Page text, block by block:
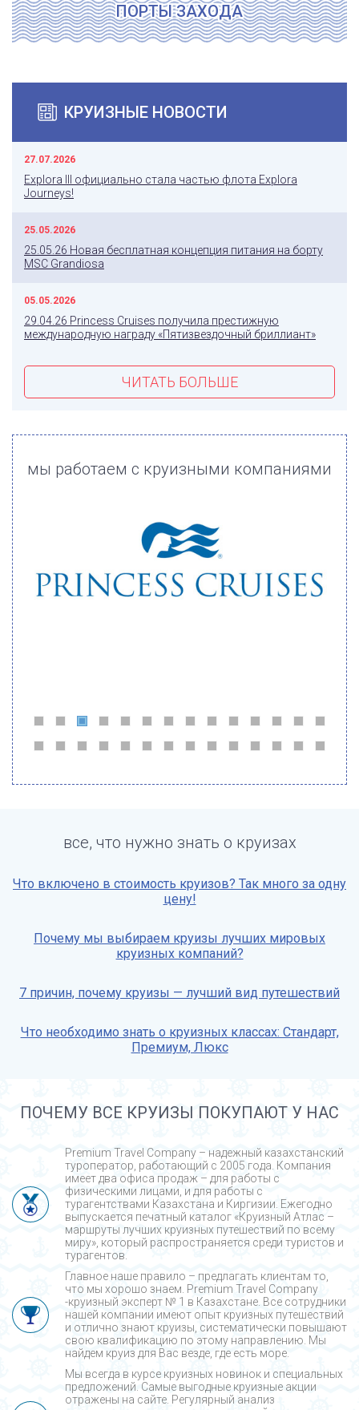
ПОРТЫ ЗАХОДА
КРУИЗНЫЕ НОВОСТИ
27.07.2026
Explora III официально стала частью флота Explora
Journeys!
25.05.2026
25.05.26 Новая бесплатная концепция питания на борту
MSC Grandiosa
05.05.2026
29.04.26 Princess Cruises получила престижную
международную награду «Пятизвездочный бриллиант»
ЧИТАТЬ БОЛЬШЕ
мы работаем с круизными компаниями
все, что нужно знать о круизах
Что включено в стоимость круизов? Так много за одну
цену!
Почему мы выбираем круизы лучших мировых
круизных компаний?
7 причин, почему круизы — лучший вид путешествий
Что необходимо знать о круизных классах: Стандарт,
Премиум, Люкс
ПОЧЕМУ ВСЕ КРУИЗЫ ПОКУПАЮТ У НАС
Premium Travel Company – надежный казахстанский
туроператор, работающий с 2005 года. Компания
имеет два офиса продаж – для работы с
физическими лицами, и для работы с
турагентствами Казахстана и Киргизии. Ежегодно
выпускается печатный каталог «Круизный Атлас –
маршруты лучших круизных путешествий по всему
миру», который распространяется среди туристов и
турагентов.
Главное наше правило – предлагать клиентам то,
что мы хорошо знаем. Premium Travel Company
-круизный эксперт № 1 в Казахстане. Все сотрудники
нашей компании имеют опыт круизных путешествий
и отлично знают круизы, систематически повышают
свою квалификацию по этому направлению. Мы
найдем круиз для Вас везде, где есть море.
Мы всегда в курсе круизных новинок и специальных
предложений. Самые выгодные круизные акции
отражены на сайте. Регулярный анализ